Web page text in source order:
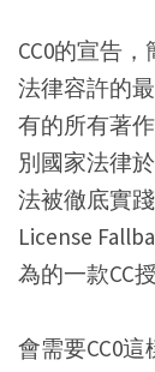
CC0的宣告
法律容許的
有的所有著
別國家法律
法被徹底實
License
為的一款CC
會需要CC0